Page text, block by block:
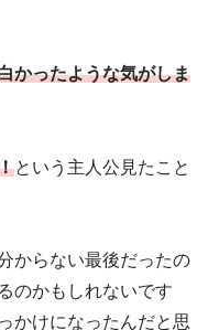
かったような気がしま
という主人公見たこと
からない最後だったの
のかもしれないです
かけになったんだと思